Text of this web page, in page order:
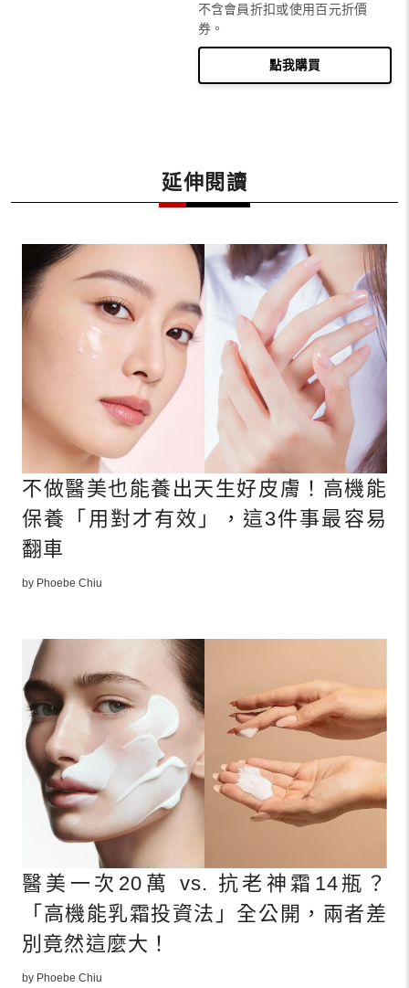
不含會員折扣或使用百元折價
券。
點我購買
延伸閱讀
不做醫美也能養出天生好皮膚！高機能
保養「用對才有效」，這3件事最容易
翻車
by Phoebe Chiu
醫美一次20萬 vs. 抗老神霜14瓶？
「高機能乳霜投資法」全公開，兩者差
別竟然這麼大！
by Phoebe Chiu